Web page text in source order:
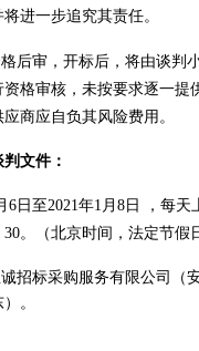
进一步追究其责任。
后审，开标后，将由谈判
格审核，未按要求逐一提
应商应自负其风险费用。
文件：
6 日至2021年1 月 8 日 ，每天
。（北京时间，法定节假
招标采购服务有限公司
（
。